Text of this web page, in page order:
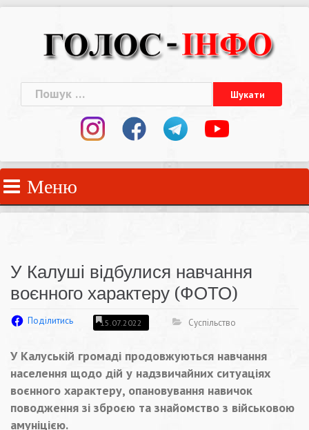
Пошук:
Меню
У Калуші відбулися навчання
воєнного характеру (ФОТО)
Поділитись 15.07.2022 Суспільство
У Калуській громаді продовжуються навчання
населення щодо дій у надзвичайних ситуаціях
воєнного характеру, опановування навичок
поводження зі зброєю та знайомство з військовою
амуніцією.